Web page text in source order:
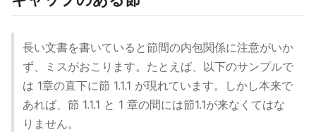
長い文書を書いていると節間の内包関係に注意がいか
ず、ミスがおこります。たとえば、以下のサンプルで
は 1章の直下に節 1.1.1 が現れています。しかし本来で
あれば、節 1.1.1 と 1 章の間には節1.1が来なくてはな
りません。